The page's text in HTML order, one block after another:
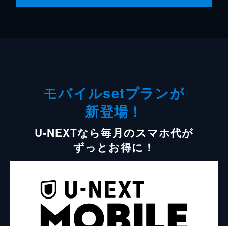
モバイルsetプランが
新登場！
U-NEXTなら毎月のスマホ代が
ずっとお得に！